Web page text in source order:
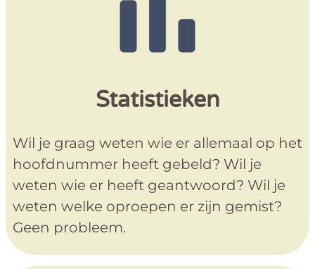
Statistieken
Wil je graag weten wie er allemaal op het
hoofdnummer heeft gebeld? Wil je
weten wie er heeft geantwoord? Wil je
weten welke oproepen er zijn gemist?
Geen probleem.